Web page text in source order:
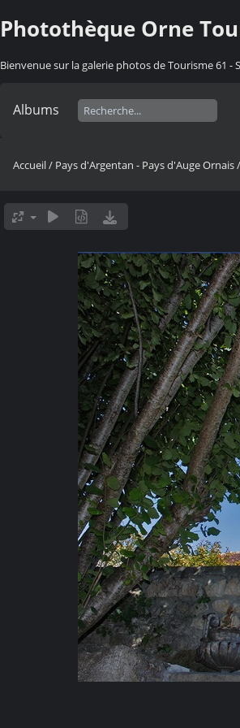
Photothèque Orne
Bienvenue sur la galerie photos de Tourisme 61
Albums
Accueil/ Pays d'Argentan - Pays d'Auge Ornais/